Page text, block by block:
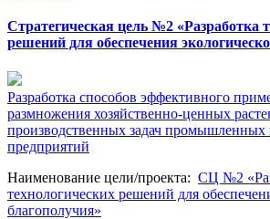
Стратегическая цель №2 «Разработка
решений для обеспечения
Разработка способов эффективного
размножения хозяйственно-ценных
производственных задач промышленных
предприятий
Наименование цели/проекта: СЦ №2
технологических решений для
благополучия»